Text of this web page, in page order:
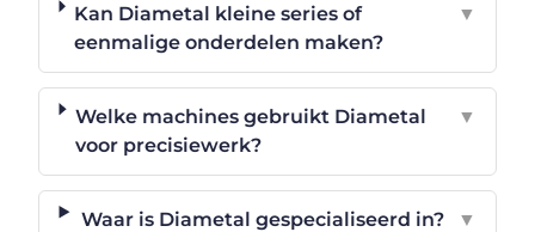
Kan Diametal kleine series of
eenmalige onderdelen maken?
▼
Welke machines gebruikt Diametal
voor precisiewerk?
▼
Waar is Diametal gespecialiseerd in? ▼